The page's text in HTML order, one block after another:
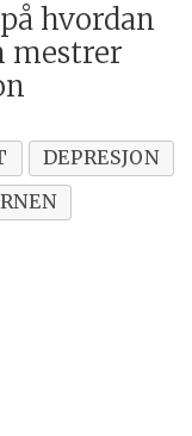
hvordan
mestrer
DEPRESJON